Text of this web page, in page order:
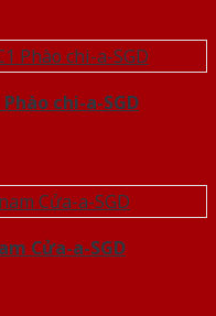
Phào chi-a-SGD
Cửa-a-SGD